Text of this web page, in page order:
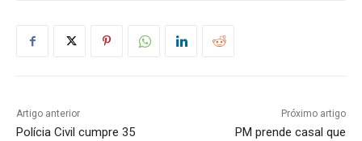
Artigo anterior
Polícia Civil cumpre 35
Próximo artigo
PM prende casal que